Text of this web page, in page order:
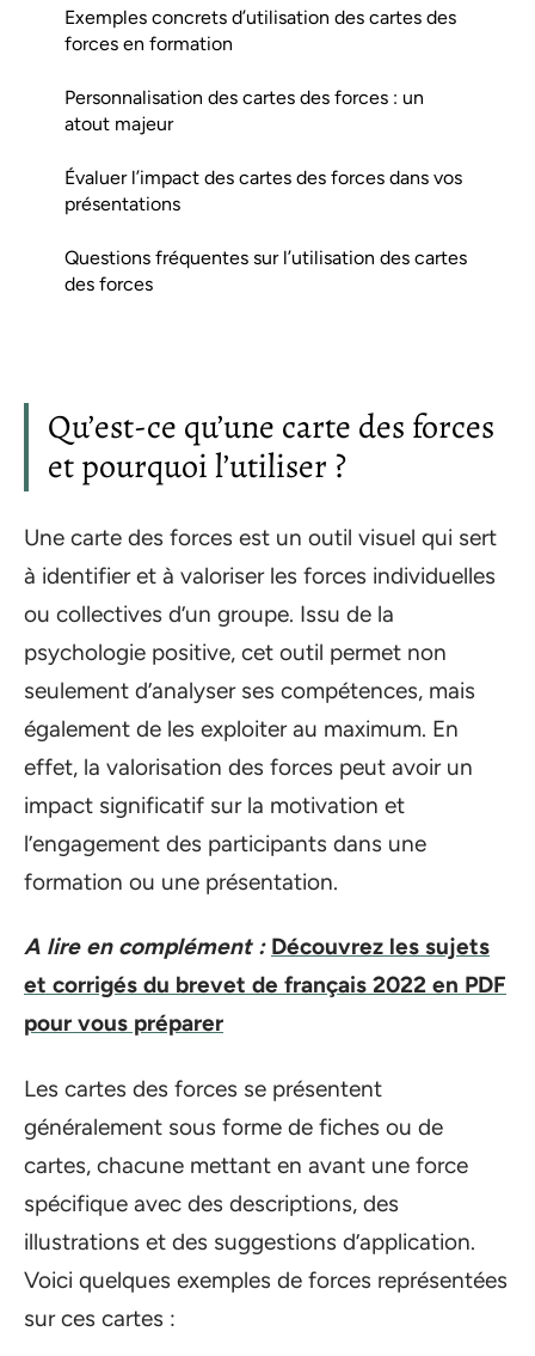
Exemples concrets d’utilisation des cartes des
forces en formation
Personnalisation des cartes des forces : un
atout majeur
Évaluer l’impact des cartes des forces dans vos
présentations
Questions fréquentes sur l’utilisation des cartes
des forces
Qu’est-ce qu’une carte des forces
et pourquoi l’utiliser ?
Une carte des forces est un outil visuel qui sert
à identifier et à valoriser les forces individuelles
ou collectives d’un groupe. Issu de la
psychologie positive, cet outil permet non
seulement d’analyser ses compétences, mais
également de les exploiter au maximum. En
effet, la valorisation des forces peut avoir un
impact significatif sur la motivation et
l’engagement des participants dans une
formation ou une présentation.
A lire en complément : Découvrez les sujets
et corrigés du brevet de français 2022 en PDF
pour vous préparer
Les cartes des forces se présentent
généralement sous forme de fiches ou de
cartes, chacune mettant en avant une force
spécifique avec des descriptions, des
illustrations et des suggestions d’application.
Voici quelques exemples de forces représentées
sur ces cartes :